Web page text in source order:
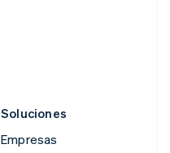
Soluciones
Empresas